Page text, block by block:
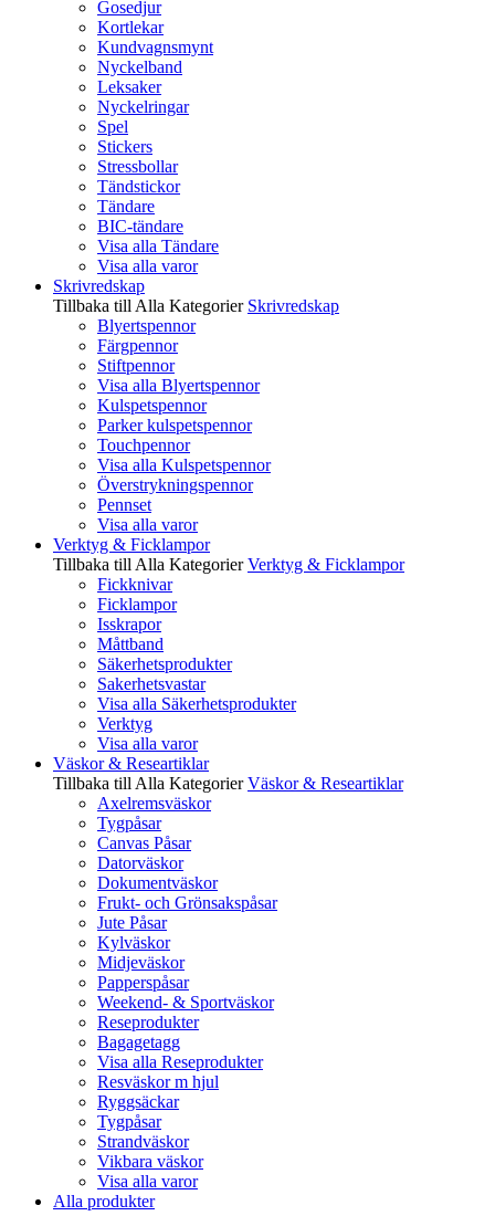
Gosedjur
Kortlekar
Kundvagnsmynt
Nyckelband
Leksaker
Nyckelringar
Spel
Stickers
Stressbollar
Tändstickor
Tändare
BIC-tändare
Visa alla Tändare
Visa alla varor
Skrivredskap
Tillbaka till Alla Kategorier Skrivredskap
Blyertspennor
Färgpennor
Stiftpennor
Visa alla Blyertspennor
Kulspetspennor
Parker kulspetspennor
Touchpennor
Visa alla Kulspetspennor
Överstrykningspennor
Pennset
Visa alla varor
Verktyg & Ficklampor
Tillbaka till Alla Kategorier Verktyg & Ficklampor
Fickknivar
Ficklampor
Isskrapor
Måttband
Säkerhetsprodukter
Sakerhetsvastar
Visa alla Säkerhetsprodukter
Verktyg
Visa alla varor
Väskor & Researtiklar
Tillbaka till Alla Kategorier Väskor & Researtiklar
Axelremsväskor
Tygpåsar
Canvas Påsar
Datorväskor
Dokumentväskor
Frukt- och Grönsakspåsar
Jute Påsar
Kylväskor
Midjeväskor
Papperspåsar
Weekend- & Sportväskor
Reseprodukter
Bagagetagg
Visa alla Reseprodukter
Resväskor m hjul
Ryggsäckar
Tygpåsar
Strandväskor
Vikbara väskor
Visa alla varor
Alla produkter